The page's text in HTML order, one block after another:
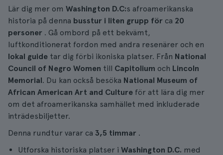
Lär dig mer om Washington D.C:s afroamerikanska
historia på denna busstur i liten grupp för ca 20
personer . Gå ombord på ett bekvämt,
luftkonditionerat fordon med andra resenärer och en
lokal guide tar dig förbi ikoniska platser. Från National
Council of Negro Women till Capitolium och Lincoln
Memorial. Du kan också besöka National Museum of
African American Art and Culture för att lära dig mer
om det afroamerikanska samhället med inkluderade
inträdesbiljetter.
Denna rundtur varar ca 3,5 timmar .
Utforska historiska platser i Washington D.C. med